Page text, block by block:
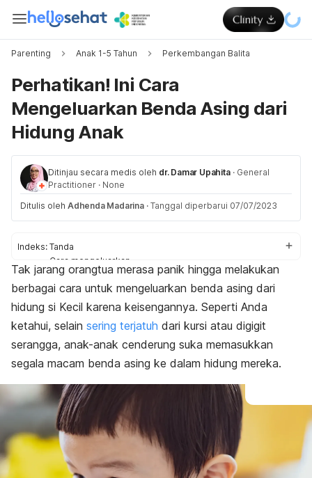
Parenting Anak 1-5 Tahun Perkembangan Balita
Perhatikan! Ini Cara
Mengeluarkan Benda Asing dari
Hidung Anak
Ditinjau secara medis oleh dr. Damar Upahita · General
Practitioner · None
Ditulis oleh Adhenda Madarina · Tanggal diperbarui 07/07/2023
Indeks: Tanda
Cara mengeluarkan
Pertolongan pertama
Tak jarang orangtua merasa panik hingga melakukan
berbagai cara untuk mengeluarkan benda asing dari
hidung si Kecil karena keisengannya. Seperti Anda
ketahui, selain sering terjatuh dari kursi atau digigit
serangga, anak-anak cenderung suka memasukkan
segala macam benda asing ke dalam hidung mereka.